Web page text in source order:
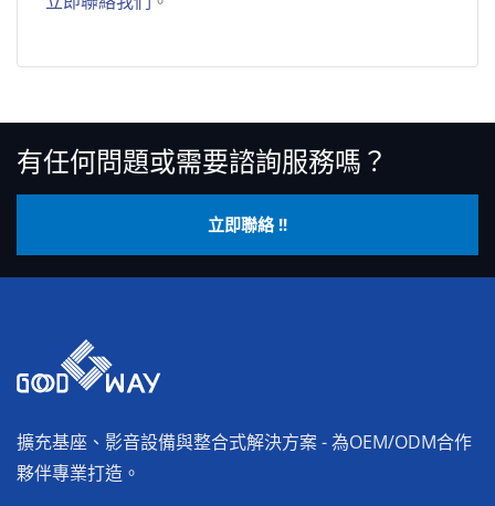
有任何問題或需要諮詢服務嗎？
立即聯絡 !!
擴充基座、影音設備與整合式解決方案 - 為OEM/ODM合作
夥伴專業打造。